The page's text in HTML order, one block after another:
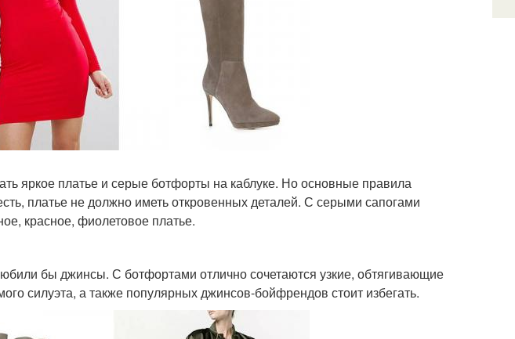
яркое платье и серые ботфорты на каблуке. Но основные правила
платье не должно иметь откровенных деталей. С серыми сапогами
красное, фиолетовое платье.
бы джинсы. С ботфортами отлично сочетаются узкие, обтягивающие
силуэта, а также популярных джинсов-бойфрендов стоит избегать.